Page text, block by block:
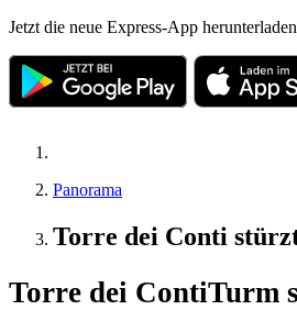
Jetzt die neue Express-App
Panorama
Torre dei Conti
Torre dei ContiTurm